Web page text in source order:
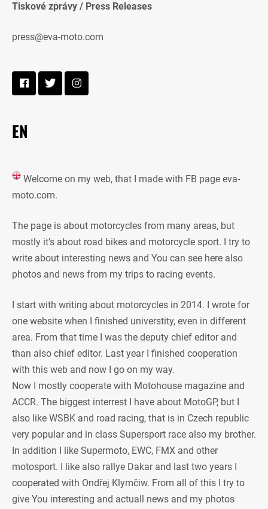
Tiskové zprávy / Press Releases
press@eva-moto.com
EN
Welcome on my web, that I made with FB page eva-
moto.com.
The page is about motorcycles from many areas, but
mostly it’s about road bikes and motorcycle sport. I try to
write about interesting news and You can see here also
photos and news from my trips to racing events.
I start with writing about motorcycles in 2014. I wrote for
one website when I finished universtity, even in different
area. From that time I was the deputy chief editor and
than also chief editor. Last year I finished cooperation
with this web and now I go on my way.
Now I mostly cooperate with Motohouse magazine and
ACCR. The biggest interrest I have about MotoGP, but I
also like WSBK and road racing, that is in Czech republic
very popular and in class Supersport race also my brother.
In addition I like Supermoto, EWC, FMX and other
motosport. I like also rallye Dakar and last two years I
cooperated with Ondřej Klymčiw. From all of this I try to
give You interesting and actuall news and my photos